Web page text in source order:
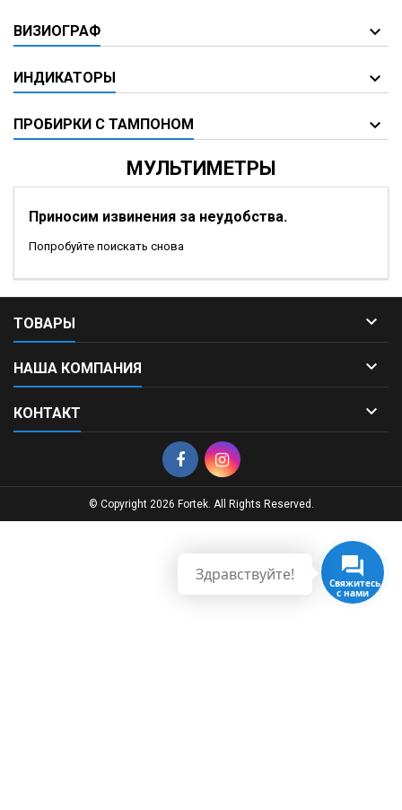
ВИЗИОГРАФ
ИНДИКАТОРЫ
ПРОБИРКИ С ТАМПОНОМ
МУЛЬТИМЕТРЫ
Приносим извинения за неудобства.
Попробуйте поискать снова
ТОВАРЫ 
НАША КОМПАНИЯ 
КОНТАКТ 
Свяжитесь
с нами
Здравствуйте!
© Copyright 2026 Fortek. All Rights Reserved.